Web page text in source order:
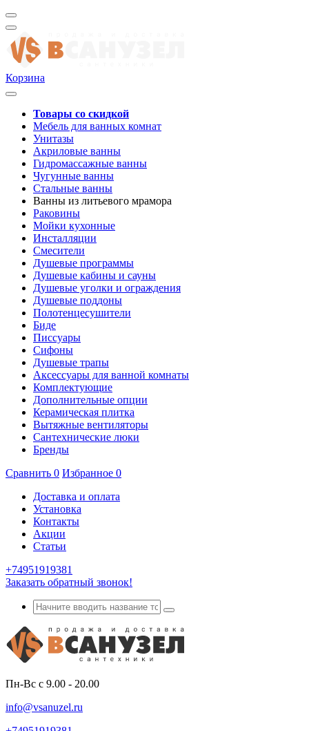
Корзина
Товары со скидкой
Мебель для ванных комнат
Унитазы
Акриловые ванны
Гидромассажные ванны
Чугунные ванны
Стальные ванны
Ванны из литьевого мрамора
Раковины
Мойки кухонные
Инсталляции
Смесители
Душевые программы
Душевые кабины и сауны
Душевые уголки и ограждения
Душевые поддоны
Полотенцесушители
Биде
Писсуары
Сифоны
Душевые трапы
Аксессуары для ванной комнаты
Комплектующие
Дополнительные опции
Керамическая плитка
Вытяжные вентиляторы
Сантехнические люки
Бренды
Сравнить 0 Избранное 0
Доставка и оплата
Установка
Контакты
Акции
Статьи
+74951919381
Заказать обратный звонок!
Пн-Вс с 9.00 - 20.00
info@vsanuzel.ru